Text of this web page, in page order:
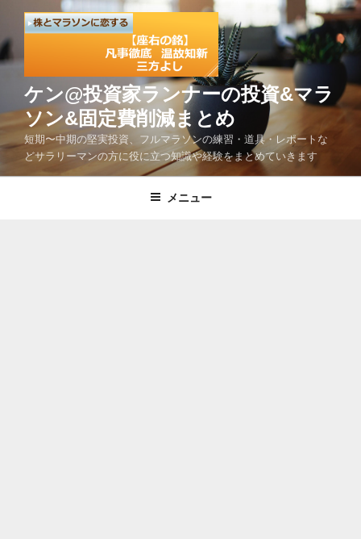
テ
ン
ス
キ
ケン@投資家ランナーの投資&マラ
ソン&固定費削減まとめ
短期〜中期の堅実投資、フルマラソンの練習・道具・レポートな
どサラリーマンの方に役に立つ知識や経験をまとめていきます
メニュー